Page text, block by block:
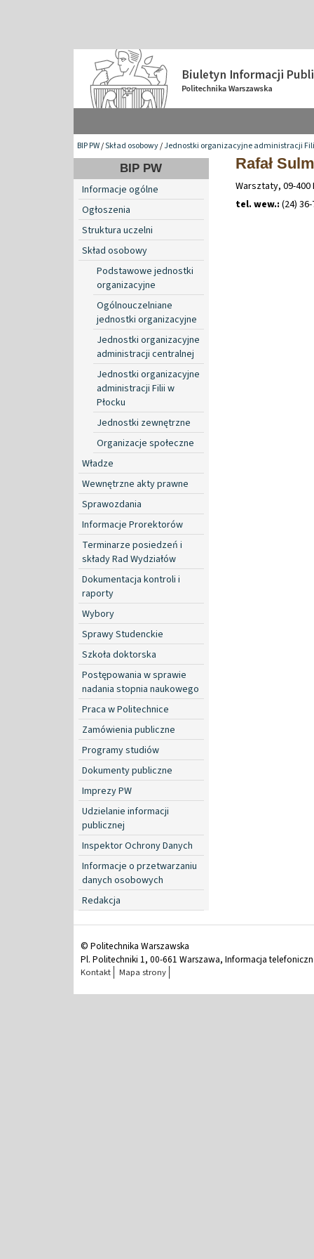
BIP PW/Skład osobowy/Jednostki organizacyjne administracji
BIP PW
Informacje ogólne
Ogłoszenia
Struktura uczelni
Skład osobowy
Podstawowe jednostki
organizacyjne
Ogólnouczelniane
jednostki organizacyjne
Jednostki organizacyjne
administracji centralnej
Jednostki organizacyjne
administracji Filii w
Płocku
Jednostki zewnętrzne
Organizacje społeczne
Władze
Wewnętrzne akty prawne
Sprawozdania
Informacje Prorektorów
Terminarze posiedzeń i
składy Rad Wydziałów
Dokumentacja kontroli i
raporty
Wybory
Sprawy Studenckie
Szkoła doktorska
Postępowania w sprawie
nadania stopnia naukowego
Praca w Politechnice
Zamówienia publiczne
Programy studiów
Dokumenty publiczne
Imprezy PW
Udzielanie informacji
publicznej
Inspektor Ochrony Danych
Informacje o przetwarzaniu
danych osobowych
Redakcja
Rafał
Warsztaty, 09-400
tel. wew.: (24)
© Politechnika Warszawska
Pl. Politechniki 1, 00-661 Warszawa, Informacja
Kontakt Mapa strony